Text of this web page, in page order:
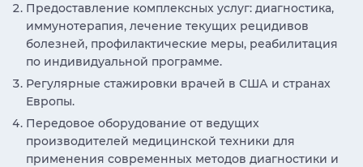
Предоставление комплексных услуг: диагностика,
иммунотерапия, лечение текущих рецидивов
болезней, профилактические меры, реабилитация
по индивидуальной программе.
Регулярные стажировки врачей в США и странах
Европы.
Передовое оборудование от ведущих
производителей медицинской техники для
применения современных методов диагностики и